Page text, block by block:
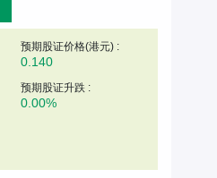
预期股证价格(港元) :
0.140
预期股证升跌 :
0.00%